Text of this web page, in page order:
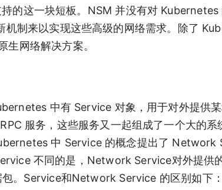
的这一块短板。NSM 并没有对
制来以实现这些高级的网络需求。除了
网络解决方案。
中有 Service 对象，用于对外提供
服务，这些服务又一起组成了一个大的系
中 Service 的概念提出了 Network
不同的是，Network Service对外提供
。Service和Network Service 的区别如下：